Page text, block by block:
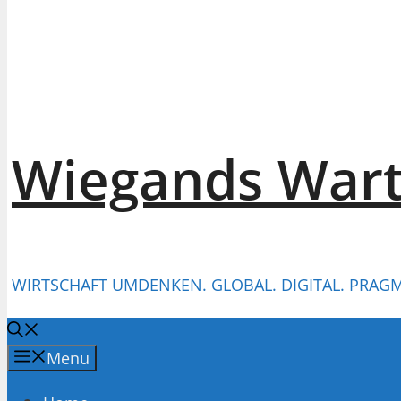
Wiegands
WIRTSCHAFT UMDENKEN. GLOBAL. DIGITAL.
Menu